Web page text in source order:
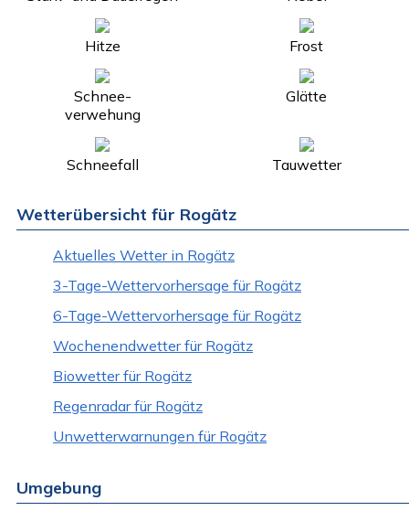
Hitze Frost
Schnee-
verwehung
Glätte
Schneefall Tauwetter
Wetterübersicht für Rogätz
Aktuelles Wetter in Rogätz
3-Tage-Wettervorhersage für Rogätz
6-Tage-Wettervorhersage für Rogätz
Wochenendwetter für Rogätz
Biowetter für Rogätz
Regenradar für Rogätz
Unwetterwarnungen für Rogätz
Umgebung